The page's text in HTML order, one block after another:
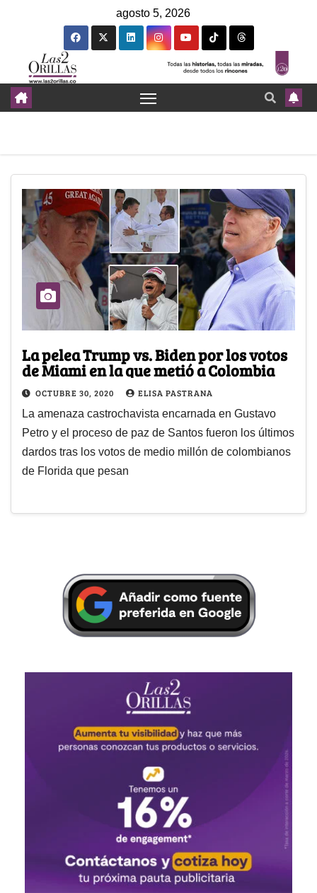
agosto 5, 2026
La pelea Trump vs. Biden por los votos
de Miami en la que metió a Colombia
OCTUBRE 30, 2020 ELISA PASTRANA
La amenaza castrochavista encarnada en Gustavo
Petro y el proceso de paz de Santos fueron los últimos
dardos tras los votos de medio millón de colombianos
de Florida que pesan